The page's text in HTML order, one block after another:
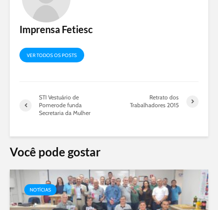
Imprensa Fetiesc
VER TODOS OS POSTS
STI Vestuário de
Pomerode funda
Secretaria da Mulher
Retrato dos
Trabalhadores 2015
Você pode gostar
NOTÍCIAS